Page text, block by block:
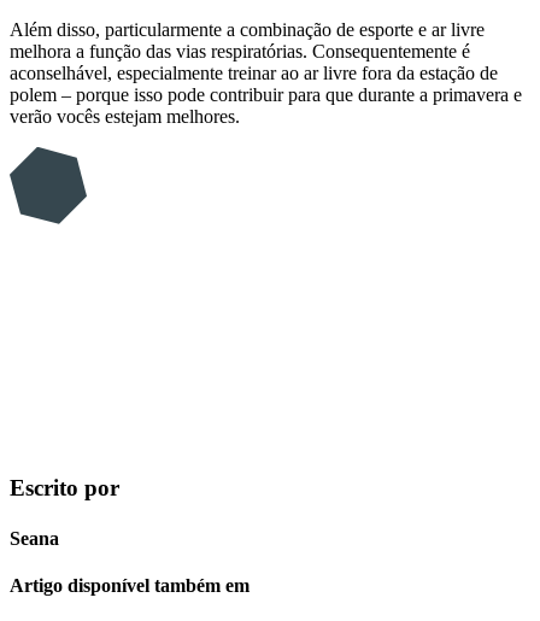
Além disso, particularmente a combinação de esporte e ar livre
melhora a função das vias respiratórias. Consequentemente é
aconselhável, especialmente treinar ao ar livre fora da estação de
polem – porque isso pode contribuir para que durante a primavera e
verão vocês estejam melhores.
Escrito por
Seana
Artigo disponível também em